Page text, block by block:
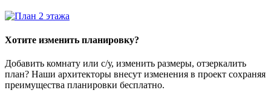
Хотите изменить планировку?
Добавить комнату или с/у, изменить размеры, отзеркалить
план? Наши архитекторы внесут изменения в проект сохраняя
преимущества планировки бесплатно.